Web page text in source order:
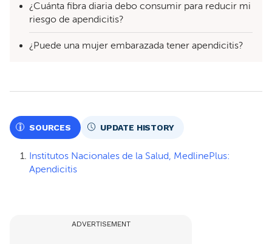
¿Cuánta fibra diaria debo consumir para reducir mi
riesgo de apendicitis?
¿Puede una mujer embarazada tener apendicitis?
SOURCES UPDATE HISTORY
Institutos Nacionales de la Salud, MedlinePlus:
Apendicitis
ADVERTISEMENT